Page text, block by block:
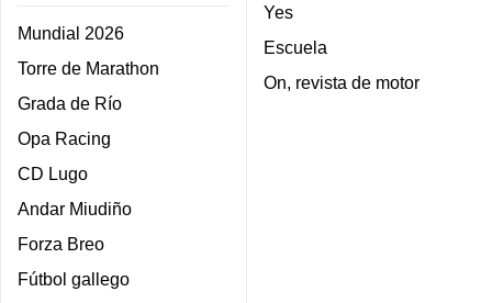
Mundial 2026
Torre de Marathon
Grada de Río
Opa Racing
CD Lugo
Andar Miudiño
Forza Breo
Fútbol gallego
Yes
Escuela
On, revista de motor